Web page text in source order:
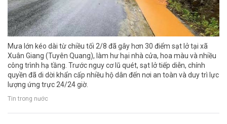
Mưa lớn kéo dài từ chiều tối 2/8 đã gây hơn 30 điểm sạt lở tại xã
Xuân Giang (Tuyên Quang), làm hư hại nhà cửa, hoa màu và nhiều
công trình hạ tầng. Trước nguy cơ lũ quét, sạt lở tiếp diễn, chính
quyền đã di dời khẩn cấp nhiều hộ dân đến nơi an toàn và duy trì lực
lượng ứng trực 24/24 giờ.
Tin trong nước